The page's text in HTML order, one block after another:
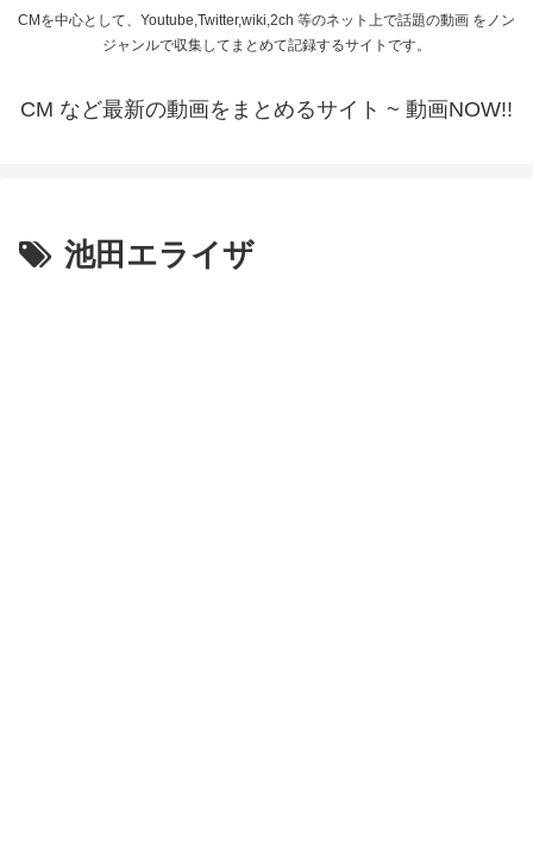
CMを中心として、Youtube,Twitter,wiki,2ch 等のネット上で話題の動画 をノン
ジャンルで収集してまとめて記録するサイトです。
CM など最新の動画をまとめるサイト ~ 動画NOW!!
池田エライザ